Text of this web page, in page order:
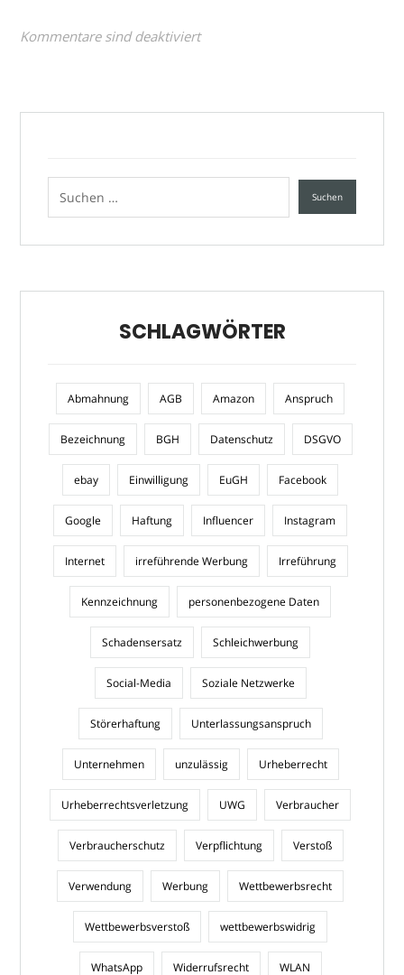
Kommentare sind deaktiviert
SCHLAGWÖRTER
Abmahnung AGB Amazon Anspruch
Bezeichnung BGH Datenschutz DSGVO
ebay Einwilligung EuGH Facebook
Google Haftung Influencer Instagram
Internet irreführende Werbung Irreführung
Kennzeichnung personenbezogene Daten
Schadensersatz Schleichwerbung
Social-Media Soziale Netzwerke
Störerhaftung Unterlassungsanspruch
Unternehmen unzulässig Urheberrecht
Urheberrechtsverletzung UWG Verbraucher
Verbraucherschutz Verpflichtung Verstoß
Verwendung Werbung Wettbewerbsrecht
Wettbewerbsverstoß wettbewerbswidrig
WhatsApp Widerrufsrecht WLAN